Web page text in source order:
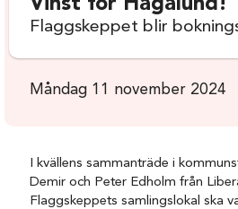
Vinst för Hagalund!
Flaggskeppet blir
Måndag 11 november 2024
I kvällens sammanträde i
Demir och Peter Edholm från
Flaggskeppets samlingslokal ska